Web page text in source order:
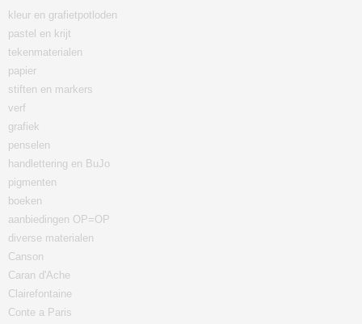
kleur en grafietpotloden
pastel en krijt
tekenmaterialen
papier
stiften en markers
verf
grafiek
penselen
handlettering en BuJo
pigmenten
boeken
aanbiedingen OP=OP
diverse materialen
Canson
Caran d'Ache
Clairefontaine
Conte a Paris